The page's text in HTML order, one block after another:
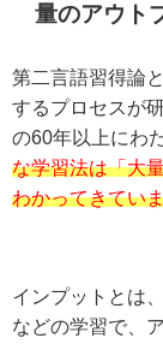
量のアウト
第二言語習得論
するプロセスが
の60年以上にわ
な学習法は「大
わかってきてい
インプットとは
などの学習で、